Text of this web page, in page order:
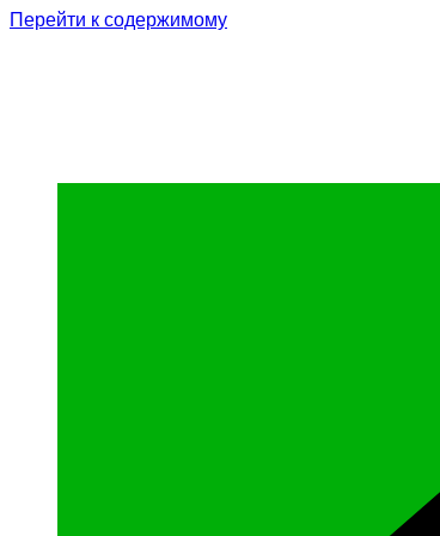
Перейти к содержимому